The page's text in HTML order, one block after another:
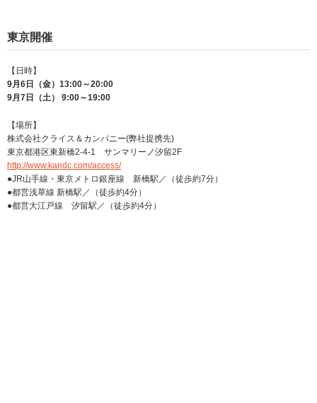
東京開催
【日時】
9月6日（金）13:00～20:00
9月7日（土） 9:00～19:00
【場所】
株式会社クライス＆カンパニー(弊社提携先)
東京都港区東新橋2-4-1 サンマリーノ汐留2F
http://www.kandc.com/access/
●JR山手線・東京メトロ銀座線 新橋駅／（徒歩約7分）
●都営浅草線 新橋駅／（徒歩約4分）
●都営大江戸線 汐留駅／（徒歩約4分）